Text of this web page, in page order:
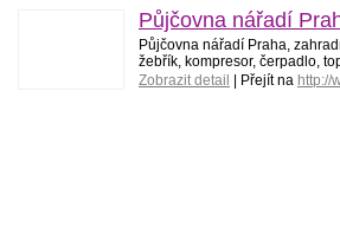
Půjčovna nářadí
Půjčovna nářadí Praha,
žebřík, kompresor, čerpadlo,
Zobrazit detail
| Přejít na http://